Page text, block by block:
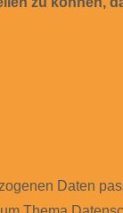
Daten